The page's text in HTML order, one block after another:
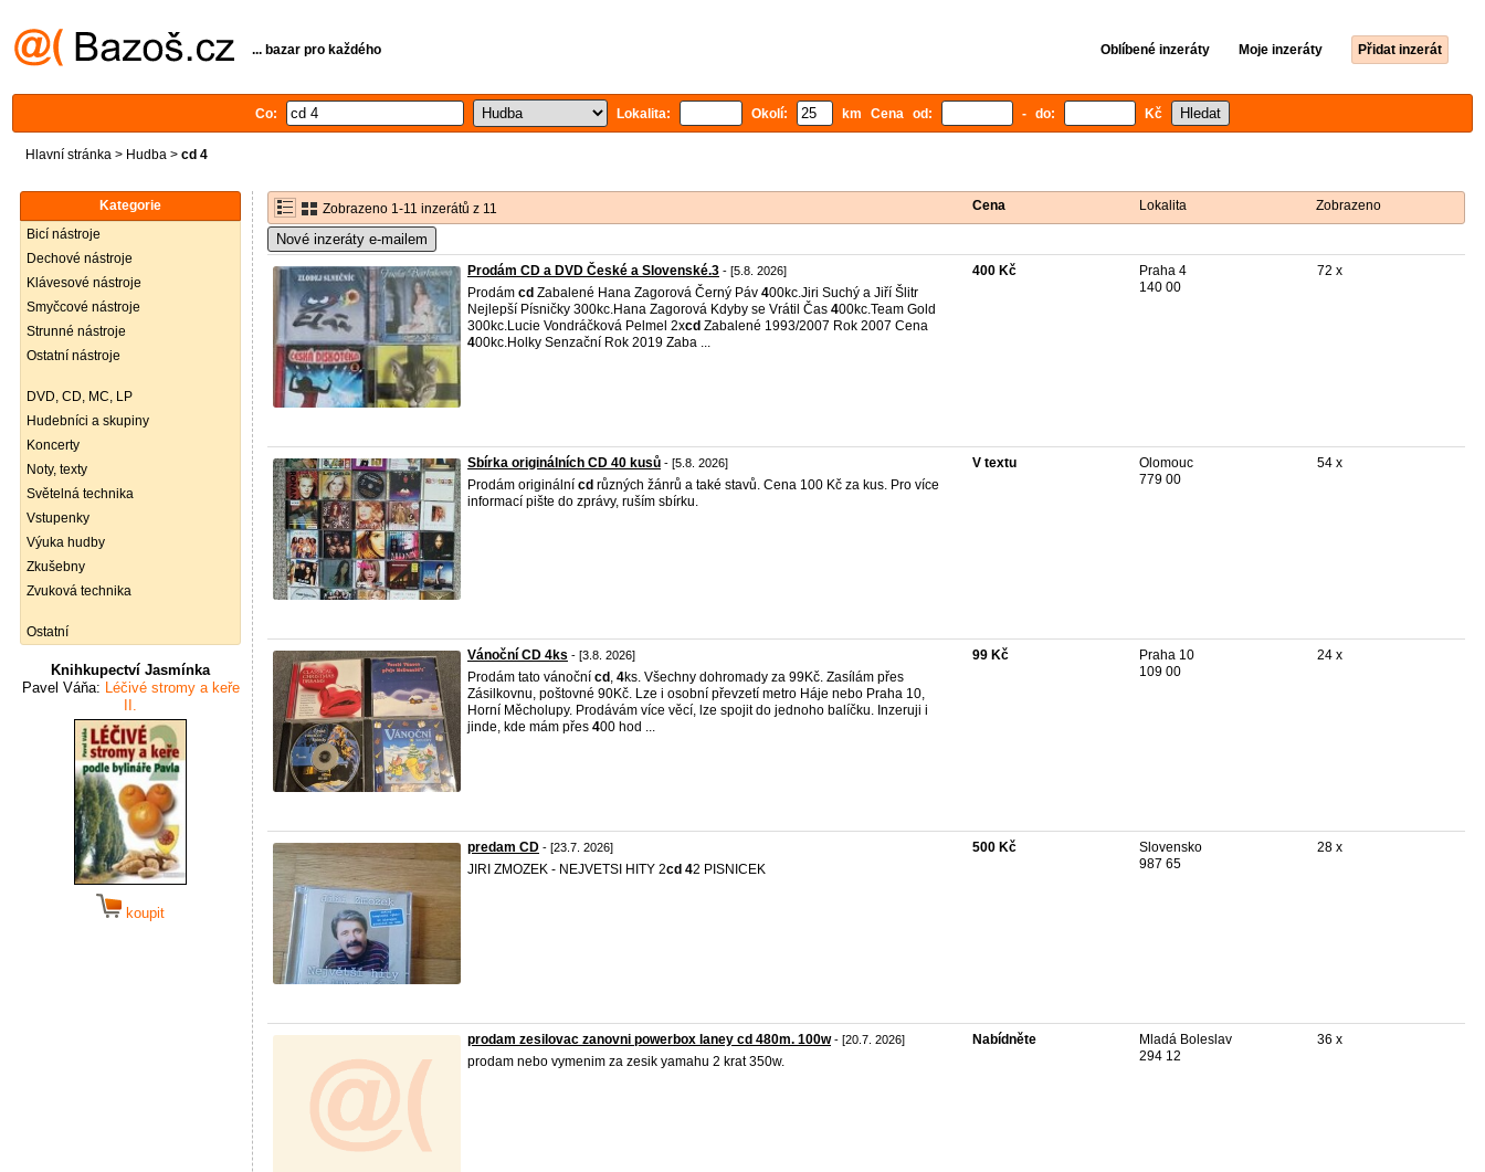
... bazar pro každého Oblíbené inzeráty Moje inzeráty Přidat inzerát
Co: Lokalita: Okolí: km Cena od: - do: Kč
Hlavní stránka > Hudba > cd 4
Kategorie
Bicí nástroje
Dechové nástroje
Klávesové nástroje
Smyčcové nástroje
Strunné nástroje
Ostatní nástroje
DVD, CD, MC, LP
Hudebníci a skupiny
Koncerty
Noty, texty
Světelná technika
Vstupenky
Výuka hudby
Zkušebny
Zvuková technika
Ostatní
Knihkupectví Jasmínka
Pavel Váňa: Léčivé stromy a keře
II.
koupit
Zobrazeno 1-11 inzerátů z 11 Cena Lokalita Zobrazeno
Nové inzeráty e-mailem
Prodám CD a DVD České a Slovenské.3 - [5.8. 2026]
Prodám cd Zabalené Hana Zagorová Černý Páv 400kc.Jiri Suchý a Jiří Šlitr
Nejlepší Písničky 300kc.Hana Zagorová Kdyby se Vrátil Čas 400kc.Team Gold
300kc.Lucie Vondráčková Pelmel 2xcd Zabalené 1993/2007 Rok 2007 Cena
400kc.Holky Senzační Rok 2019 Zaba ...
400 Kč
Praha 4
140 00
72 x
Sbírka originálních CD 40 kusů - [5.8. 2026]
Prodám originální cd různých žánrů a také stavů. Cena 100 Kč za kus. Pro více
informací pište do zprávy, ruším sbírku.
V textu
Olomouc
779 00
54 x
Vánoční CD 4ks - [3.8. 2026]
Prodám tato vánoční cd , 4ks. Všechny dohromady za 99Kč. Zasílám přes
Zásilkovnu, poštovné 90Kč. Lze i osobní převzetí metro Háje nebo Praha 10,
Horní Měcholupy. Prodávám více věcí, lze spojit do jednoho balíčku. Inzeruji i
jinde, kde mám přes 400 hod ...
99 Kč
Praha 10
109 00
24 x
predam CD - [23.7. 2026]
JIRI ZMOZEK - NEJVETSI HITY 2cd 42 PISNICEK
500 Kč
Slovensko
987 65
28 x
prodam zesilovac zanovni powerbox laney cd 480m. 100w- [20.7. 2026]
prodam nebo vymenim za zesik yamahu 2 krat 350w.
Nabídněte
Mladá Boleslav
294 12
36 x